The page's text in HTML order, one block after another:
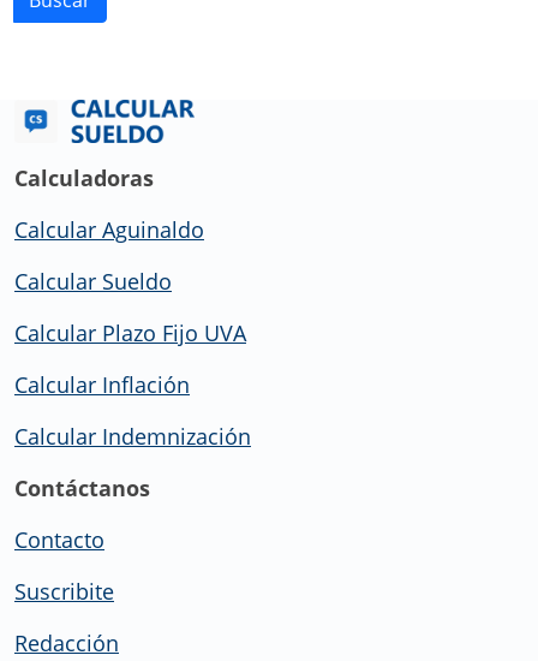
Calculadoras
Calcular Aguinaldo
Calcular Sueldo
Calcular Plazo Fijo UVA
Calcular Inflación
Calcular Indemnización
Contáctanos
Contacto
Suscribite
Redacción